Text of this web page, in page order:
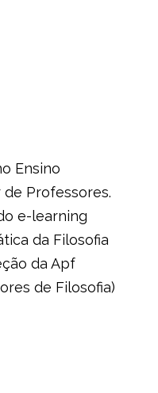
Ensino
Professores.
e-learning
da Filosofia
da Apf
de Filosofia)